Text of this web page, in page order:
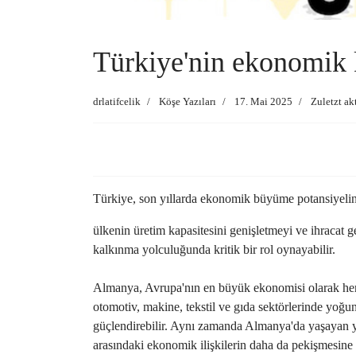
Türkiye'nin ekonomik
drlatifcelik Köşe Yazıları 17. Mai 2025 Zuletzt
Türkiye, son yıllarda ekonomik büyüme
ülkenin üretim kapasitesini genişletmeyi ve ihracat
kalkınma yolculuğunda kritik bir rol oynayabilir.
Almanya, Avrupa'nın en büyük ekonomisi olarak
otomotiv, makine, tekstil ve gıda sektörlerinde
güçlendirebilir. Aynı zamanda Almanya'da yaşayan
arasındaki ekonomik ilişkilerin daha da pekişmesine